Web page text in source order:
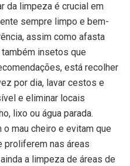
da limpeza é crucial em
sempre limpo e bem-
assim como afasta
insetos que
está recolher
por dia, lavar cestos e
e eliminar locais
lixo ou água parada.
mau cheiro e evitam que
nas áreas
a limpeza de áreas de